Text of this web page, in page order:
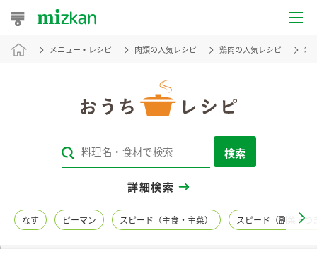
おうちレシピ
レシピカテゴリ一覧
レシピ名特集
メニュー・レシピ 肉類の人気レシピ 鶏肉の人気レシピ 筑
検索
詳細検索
なす ピーマン スピード（主食・主菜） スピード（副菜・つ